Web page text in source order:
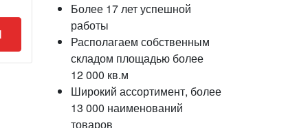
Более 17 лет успешной
работы
Располагаем собственным
складом площадью более
12 000 кв.м
Широкий ассортимент, более
13 000 наименований
товаров